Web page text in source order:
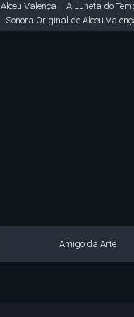
Alceu Valença – A Luneta do
Sonora Original de Alceu
Amigo da Arte